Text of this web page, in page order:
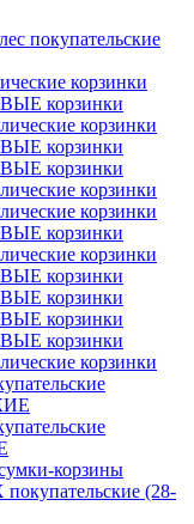
покупательские
корзинки
корзинки
корзинки
корзинки
корзинки
корзинки
корзинки
корзинки
корзинки
корзинки
корзинки
корзинки
корзинки
корзинки
корзины
(28-